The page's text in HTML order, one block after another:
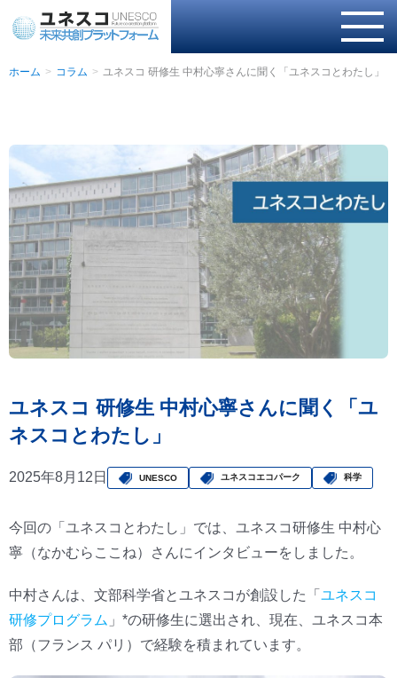
ホーム コラム ユネスコ 研修生 中村心寧さんに聞く「ユネスコとわたし」
ユネスコ 研修生 中村心寧さんに聞く「ユ
ネスコとわたし」
2025年8月12日 UNESCO ユネスコエコパーク 科学
今回の「ユネスコとわたし」では、ユネスコ研修生 中村心
寧（なかむらここね）さんにインタビューをしました。
中村さんは、文部科学省とユネスコが創設した「 ユネスコ
研修プログラム 」*の研修生に選出され、現在、ユネスコ本
部（フランス パリ）で経験を積まれています。